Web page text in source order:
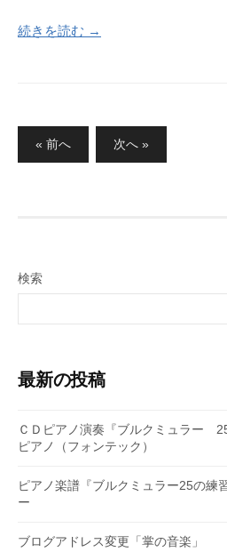
続きを読む →
稿
送
« 前へ 次へ »
検索
最新の投稿
ＣＤピアノ演奏『ブルクミュラー
ピアノ（フォンテック）
ピアノ楽譜『ブルクミュラー25の練
ー
ブログアドレス変更「掌の音楽」